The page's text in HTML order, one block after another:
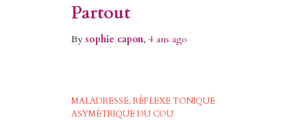
Partout
By sophie capon, 4 ans ago
MALADRESSE RÉFLEXE TONIQUE
ASYMÉTRIQUE DU COU